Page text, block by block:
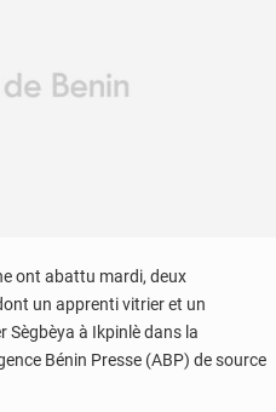
ont abattu mardi, deux
un apprenti vitrier et un
Sègbèya à Ikpinlè dans la
Bénin Presse (ABP) de source